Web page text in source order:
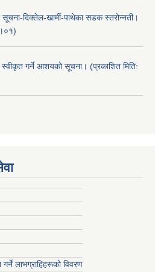
दिक्तेल-खार्मी-पाथेका सडक स्तरोन्नती।
स्वीकृत गर्ने आशयको सूचना। (प्रकाशित मिति:
लाभग्राहिहरूको विवरण